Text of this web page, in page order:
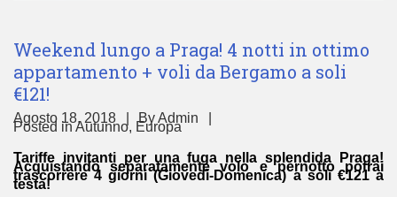
Weekend lungo a Praga! 4 notti in ottimo
appartamento + voli da Bergamo a soli
€121!
Agosto 18, 2018 ByAdmin
Posted inAutunno, Europa
Tariffe invitanti per una fuga nella splendida Praga!
Acquistando separatamente volo e pernotto potrai
trascorrere 4 giorni (Giovedì-Domenica) a soli €121 a
testa!